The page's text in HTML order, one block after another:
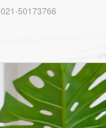
021-50173766